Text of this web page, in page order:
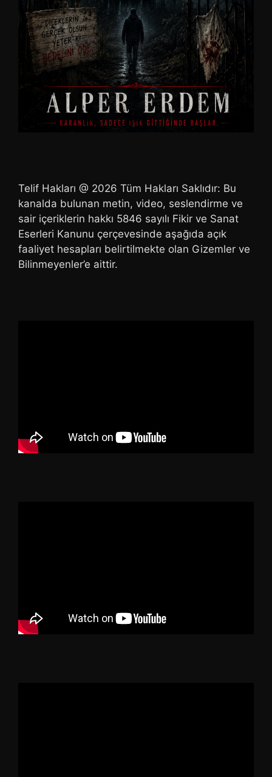
Telif Hakları @ 2026 Tüm Hakları Saklıdır: Bu
kanalda bulunan metin, video, seslendirme ve
sair içeriklerin hakkı 5846 sayılı Fikir ve Sanat
Eserleri Kanunu çerçevesinde aşağıda açık
faaliyet hesapları belirtilmekte olan Gizemler ve
Bilinmeyenler’e aittir.